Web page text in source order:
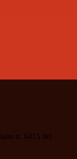
n. 6415 del